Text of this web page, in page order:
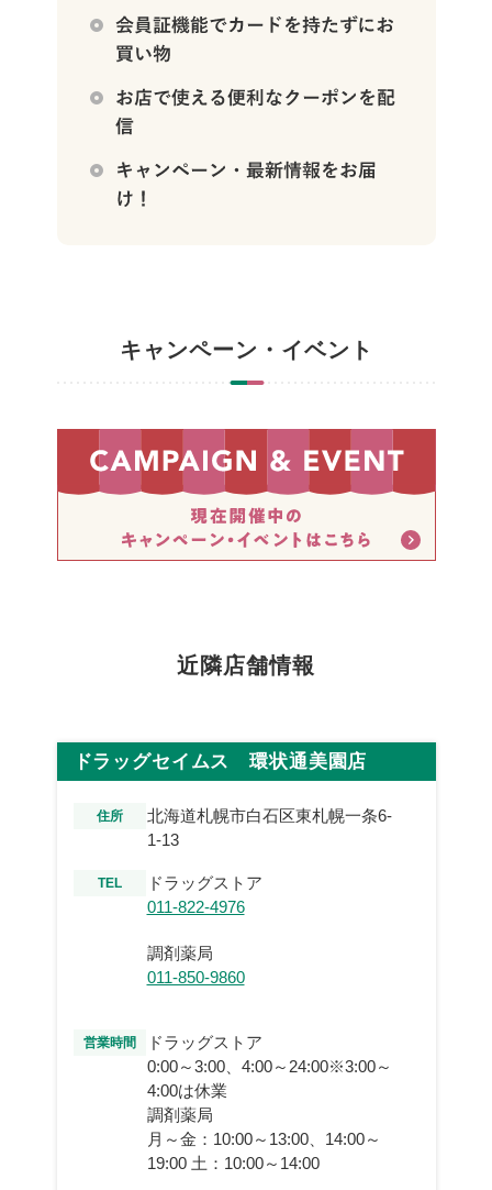
キャンペーン・イベント
近隣店舗情報
ドラッグセイムス 環状通美園店
住所
北海道札幌市白石区東札幌一条6-
1-13
TEL
ドラッグストア
011-822-4976
調剤薬局
011-850-9860
営業時間
ドラッグストア
0:00～3:00、4:00～24:00※3:00～
4:00は休業
調剤薬局
月～金：10:00～13:00、14:00～
19:00 土：10:00～14:00